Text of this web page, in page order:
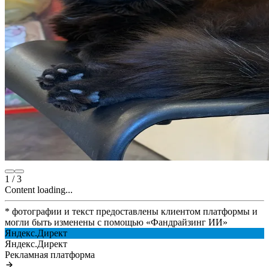
1 /3
Content loading...
* фотографии и текст предоставлены клиентом платформы и
могли быть изменены с помощью «Фандрайзинг ИИ»
Яндекс.Директ
Яндекс.Директ
Рекламная платформа